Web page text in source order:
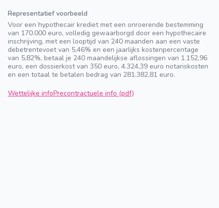
Representatief voorbeeld
Voor een hypothecair krediet met een onroerende bestemming
van 170.000 euro, volledig gewaarborgd door een hypothecaire
inschrijving, met een looptijd van 240 maanden aan een vaste
debetrentevoet van 5,46% en een jaarlijks kostenpercentage
van 5,82%, betaal je 240 maandelijkse aflossingen van 1.152,96
euro, een dossierkost van 350 euro, 4.324,39 euro notariskosten
en een totaal te betalen bedrag van 281.382,81 euro.
Wettelijke infoPrecontractuele info (pdf)